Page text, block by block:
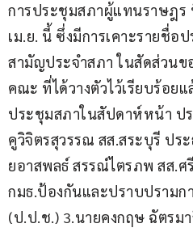
การประชุมสภาผู้แทนราษฎร
เม.ย. นี้ ซึ่งมีการเคาะรายชื่อ
สามัญประจำสภา ในสัดส่วน
คณะ ที่ได้วางตัวไว้เรียบร้อย
ประชุมสภาในสัปดาห์หน้า ป
คูวิจิตรสุวรรณ สส.สระบุรี​ ปร
ยอาสพลธ์ สรรณ์ไตรภพ​ สส.ศ
กมธ.ป้องกันและปราบปราม
(ป.ป.ช.) 3.นายคงกฤษ ฉัตรม